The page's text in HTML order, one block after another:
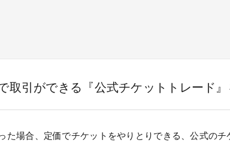
取引ができる『公式チケットトレード
た場合、定価でチケットをやりとりできる、公式のチ